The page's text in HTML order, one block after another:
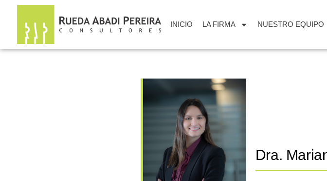
INICIO LA FIRMA NUESTRO EQUIPO
Dra.